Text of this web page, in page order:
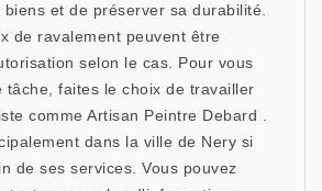
et de préserver sa durabilité.
de ravalement peuvent être
selon le cas. Pour vous
tâche, faites le choix de travailler
comme Artisan Peintre Debard .
dans la ville de Nery si
de ses services. Vous pouvez